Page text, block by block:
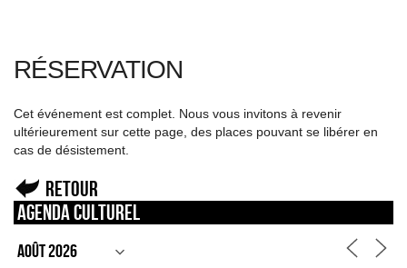
RÉSERVATION
Cet événement est complet. Nous vous invitons à revenir
ultérieurement sur cette page, des places pouvant se libérer en
cas de désistement.
Retour
Agenda culturel